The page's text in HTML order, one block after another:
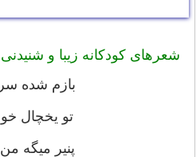
شعرهای کودکانه زیبا و
بازم شده
تو یخچال
پنیر میگه